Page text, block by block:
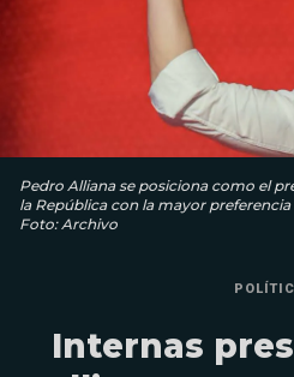
Pedro Alliana se posiciona como el
la República con la mayor
Foto: Archivo
Internas